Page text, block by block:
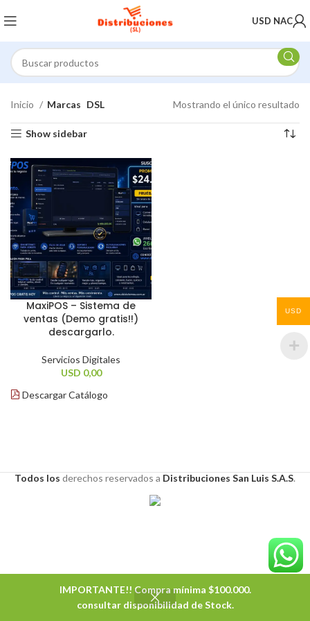
IMPORTANTE!! Compra mínima $100.000.
consultar disponibilidad de Stock.
USD NAC
Inicio Marcas DSL Mostrando el único resultado
Show sidebar
MaxiPOS – Sistema de
ventas (Demo gratis!!)
descargarlo.
Servicios Digitales
USD 0,00
Descargar Catálogo
Todos los derechos reservados a Distribuciones San Luis S.A.S.
USD
0
CarritoMi cuenta